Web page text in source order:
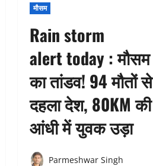
मौसम
Rain storm
alert today : मौसम
का तांडव! 94 मौतों से
दहला देश, 80KM की
आंधी में युवक उड़ा
Parmeshwar Singh